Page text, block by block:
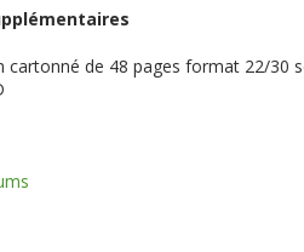
cartonné de 48 pages format 22/30